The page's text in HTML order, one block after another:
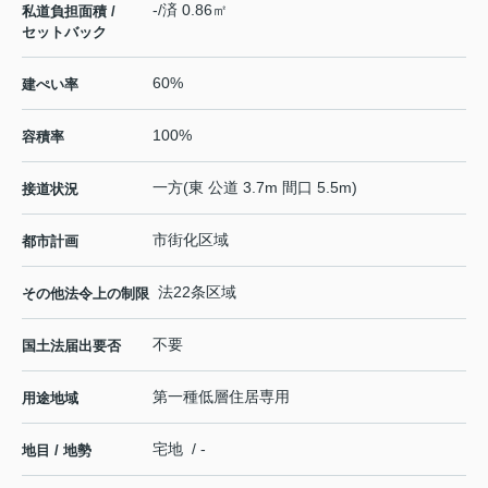
私道負担面積 /
セットバック
-/済 0.86㎡
建ぺい率 60%
容積率 100%
接道状況 一方(東 公道 3.7m 間口 5.5m)
都市計画 市街化区域
その他法令上の制限 法22条区域
国土法届出要否 不要
用途地域 第一種低層住居専用
地目 / 地勢 宅地 / -